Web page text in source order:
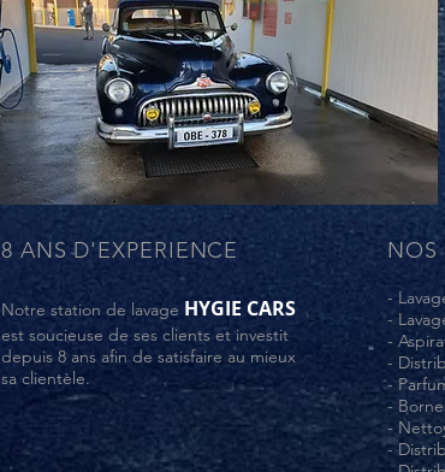
8 ANS D'EXPERIENCE
Notre station de lavage HYGIE CARS
est soucieuse de ses clients et investit
depuis 8 ans afin de satisfaire au mieux
sa clientèle.
NOS
-
-
-
-
-
-
-
-